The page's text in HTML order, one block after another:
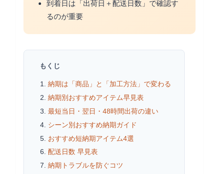
到着日は「出荷日＋配送日数」で確認す
るのが重要
もくじ
納期は「商品」と「加工方法」で変わる
納期別おすすめアイテム早見表
最短当日・翌日・48時間出荷の違い
シーン別おすすめ納期ガイド
おすすめ短納期アイテム4選
配送日数 早見表
納期トラブルを防ぐコツ